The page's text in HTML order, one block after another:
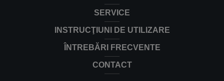
SERVICE
INSTRUCŢIUNI DE UTILIZARE
ÎNTREBĂRI FRECVENTE
CONTACT